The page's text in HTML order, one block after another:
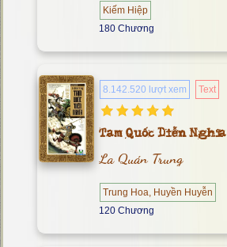
Kiếm Hiệp
180 Chương
8.142.520 lượt xem Text
Tam Quốc Diễn Nghĩa
La Quán Trung
Trung Hoa, Huyền Huyễn
120 Chương